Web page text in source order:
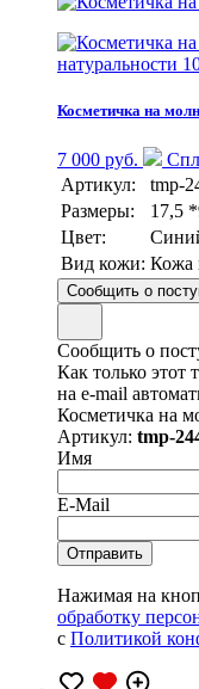
натуральности
Косметичка на
7 000 руб.
Артикул:
tmp-
Размеры:
17,5
Цвет:
Вид кожи: Кожа
Сообщить о
Сообщить о
Как только этот
на e-mail
Косметичка на
Артикул: tmp-
Имя
E-Mail
Нажимая на
обработку
с Политикой